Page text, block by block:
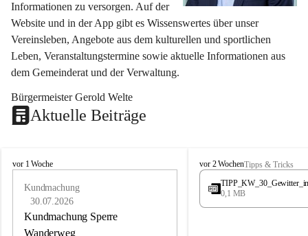
Informationen zu versorgen. Auf der
Website und in der App gibt es Wissenswertes über unser
Vereinsleben, Angebote aus dem kulturellen und sportlichen
Leben, Veranstaltungstermine sowie aktuelle Informationen aus
dem Gemeinderat und der Verwaltung.
Bürgermeister Gerold Welte
Aktuelle Beiträge
L
vor 1 Woche
Kundmachung
30.07.2026
Kundmachung Sperre
Wanderweg
L
a
e
vor 2 WochenTipps & Tricks
0,1 MB